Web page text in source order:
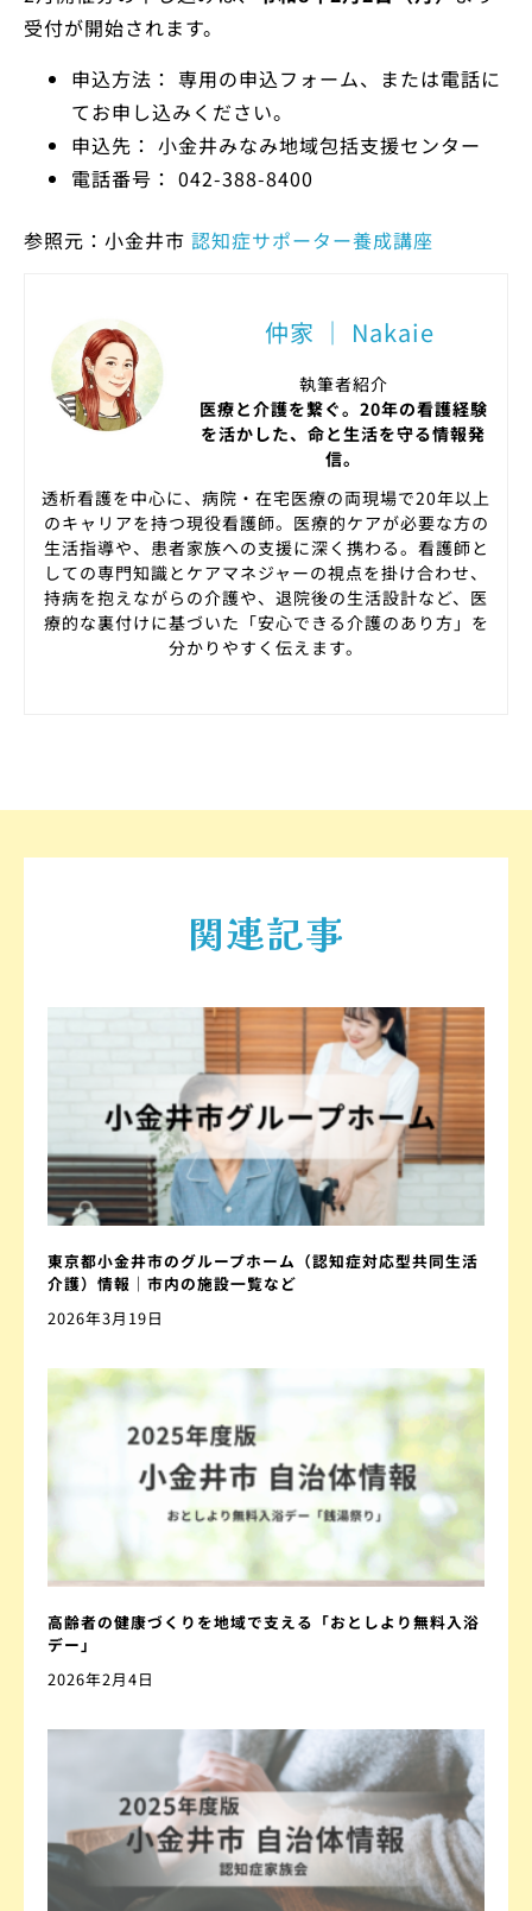
受付が開始されます。
申込方法： 専用の申込フォーム、または電話に
てお申し込みください。
申込先： 小金井みなみ地域包括支援センター
電話番号： 042-388-8400
参照元：小金井市 認知症サポーター養成講座
仲家 ｜ Nakaie
執筆者紹介
医療と介護を繋ぐ。20年の看護経験
を活かした、命と生活を守る情報発
信。
透析看護を中心に、病院・在宅医療の両現場で20年以上
のキャリアを持つ現役看護師。医療的ケアが必要な方の
生活指導や、患者家族への支援に深く携わる。看護師と
しての専門知識とケアマネジャーの視点を掛け合わせ、
持病を抱えながらの介護や、退院後の生活設計など、医
療的な裏付けに基づいた「安心できる介護のあり方」を
分かりやすく伝えます。
関連記事
東京都小金井市のグループホーム（認知症対応型共同生活
介護）情報｜市内の施設一覧など
2026年3月19日
高齢者の健康づくりを地域で支える「おとしより無料入浴
デー」
2026年2月4日